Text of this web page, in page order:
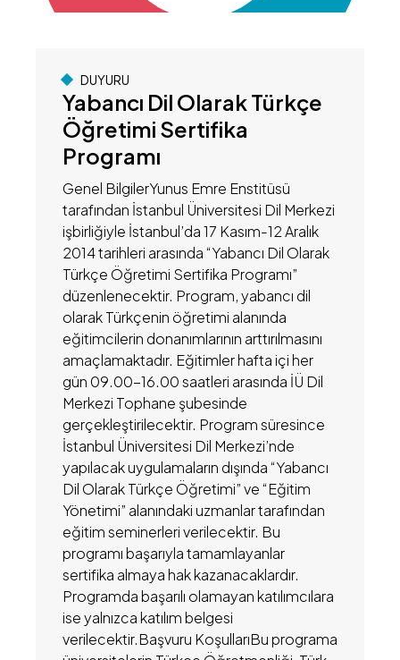
DUYURU
Yabancı Dil Olarak Türkçe
Öğretimi Sertifika
Programı
Genel BilgilerYunus Emre Enstitüsü
tarafından İstanbul Üniversitesi Dil Merkezi
işbirliğiyle İstanbul’da 17 Kasım-12 Aralık
2014 tarihleri arasında “Yabancı Dil Olarak
Türkçe Öğretimi Sertifika Programı”
düzenlenecektir. Program, yabancı dil
olarak Türkçenin öğretimi alanında
eğitimcilerin donanımlarının arttırılmasını
amaçlamaktadır. Eğitimler hafta içi her
gün 09.00-16.00 saatleri arasında İÜ Dil
Merkezi Tophane şubesinde
gerçekleştirilecektir. Program süresince
İstanbul Üniversitesi Dil Merkezi’nde
yapılacak uygulamaların dışında “Yabancı
Dil Olarak Türkçe Öğretimi” ve “Eğitim
Yönetimi” alanındaki uzmanlar tarafından
eğitim seminerleri verilecektir. Bu
programı başarıyla tamamlayanlar
sertifika almaya hak kazanacaklardır.
Programda başarılı olamayan katılımcılara
ise yalnızca katılım belgesi
verilecektir.Başvuru KoşullarıBu programa